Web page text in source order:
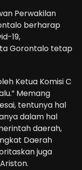
Perwakilan
berharap
19,
Gorontalo tetap
Ketua Komisi C
Memang
tentunya hal
dalam hal
daerah,
Daerah
juga